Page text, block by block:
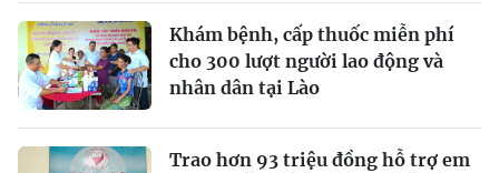
Khám bệnh, cấp thuốc miễn phí
cho 300 lượt người lao động và
nhân dân tại Lào
Trao hơn 93 triệu đồng hỗ trợ em